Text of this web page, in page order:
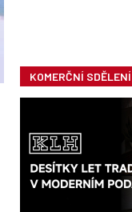
KOMERČNÍ SDĚLENÍ